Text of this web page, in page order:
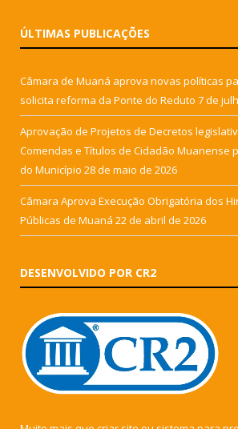
ÚLTIMAS PUBLICAÇÕES
Câmara de Muaná aprova novas políticas
solicita reforma da Ponte do Reduto 7 de
Aprovação de Projetos de Decretos
Comendas e Títulos de Cidadão Muanense
do Município 28 de maio de 2026
Câmara Aprova Execução Obrigatória dos
Públicas de Muaná 22 de abril de 2026
DESENVOLVIDO POR CR2